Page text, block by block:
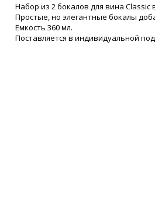
Набор из 2 бокалов для вина
Простые, но элегантные бокалы
Емкость 360 мл.
Поставляется в индивидуальной